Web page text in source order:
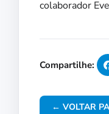
colaborador
Compartilhe:
← VOLTAR